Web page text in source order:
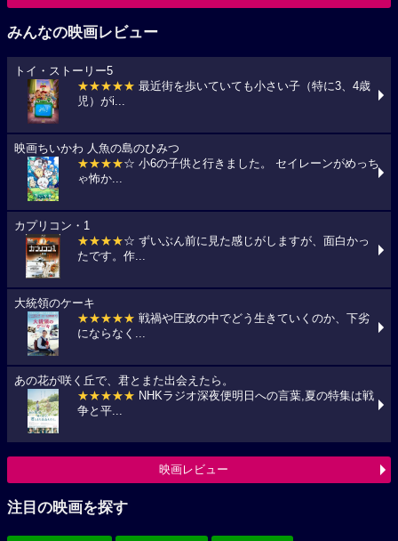
みんなの映画レビュー
トイ・ストーリー5
★★★★★ 最近街を歩いていても小さい子（特に3、4歳
児）がi...
映画ちいかわ 人魚の島のひみつ
★★★★☆ 小6の子供と行きました。 セイレーンがめっち
ゃ怖か...
カプリコン・1
★★★★☆ ずいぶん前に見た感じがしますが、面白かっ
たです。作...
大統領のケーキ
★★★★★ 戦禍や圧政の中でどう生きていくのか、下劣
にならなく...
あの花が咲く丘で、君とまた出会えたら。
★★★★★ NHKラジオ深夜便明日への言葉,夏の特集は戦
争と平...
映画レビュー
注目の映画を探す